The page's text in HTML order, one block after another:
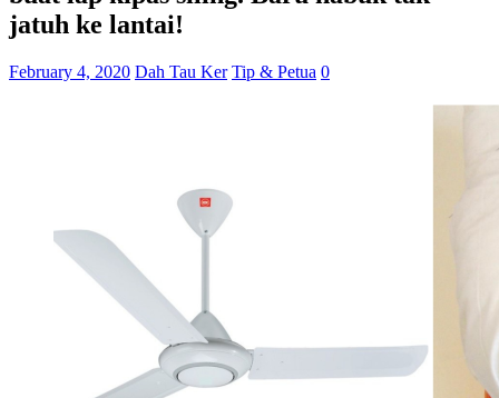
jatuh ke lantai!
February 4, 2020 Dah Tau Ker Tip & Petua 0